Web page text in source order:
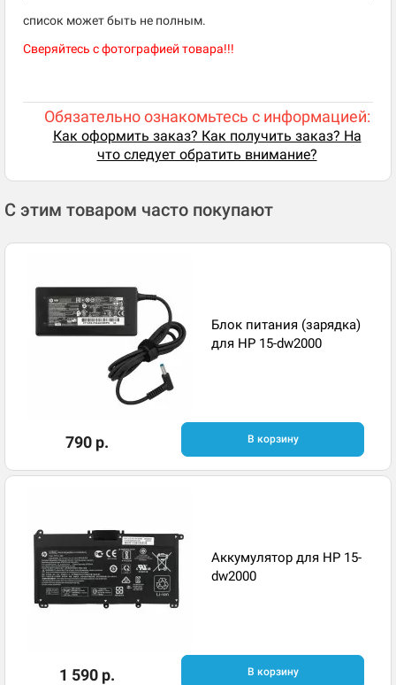
список может быть не полным.
Сверяйтесь с фотографией товара!!!
Обязательно ознакомьтесь с информацией:
Как оформить заказ? Как получить заказ? На
что следует обратить внимание?
С этим товаром часто покупают
Блок питания (зарядка)
для HP 15-dw2000
790 р. В корзину
Аккумулятор для HP 15-
dw2000
1 590 р. В корзину